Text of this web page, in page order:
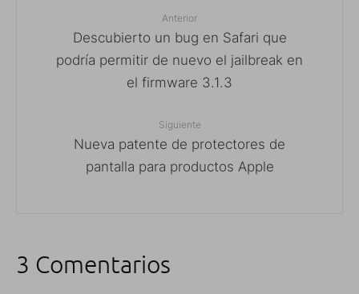
Anterior
Descubierto un bug en Safari que
podría permitir de nuevo el jailbreak en
el firmware 3.1.3
Siguiente
Nueva patente de protectores de
pantalla para productos Apple
3 Comentarios